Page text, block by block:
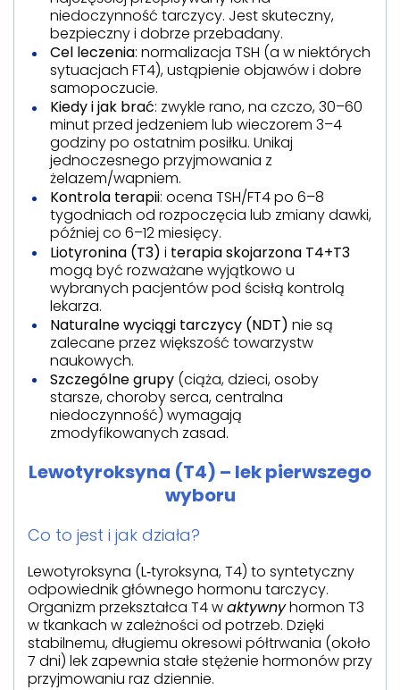
niedoczynność tarczycy. Jest skuteczny,
bezpieczny i dobrze przebadany.
Cel leczenia: normalizacja TSH (a w niektórych
sytuacjach FT4), ustąpienie objawów i dobre
samopoczucie.
Kiedy i jak brać: zwykle rano, na czczo, 30–60
minut przed jedzeniem lub wieczorem 3–4
godziny po ostatnim posiłku. Unikaj
jednoczesnego przyjmowania z
żelazem/wapniem.
Kontrola terapii: ocena TSH/FT4 po 6–8
tygodniach od rozpoczęcia lub zmiany dawki,
później co 6–12 miesięcy.
Liotyronina (T3) i terapia skojarzona T4+T3
mogą być rozważane wyjątkowo u
wybranych pacjentów pod ścisłą kontrolą
lekarza.
Naturalne wyciągi tarczycy (NDT) nie są
zalecane przez większość towarzystw
naukowych.
Szczególne grupy (ciąża, dzieci, osoby
starsze, choroby serca, centralna
niedoczynność) wymagają
zmodyfikowanych zasad.
Lewotyroksyna (T4) – lek pierwszego
wyboru
Co to jest i jak działa?
Lewotyroksyna (L‑tyroksyna, T4) to syntetyczny
odpowiednik głównego hormonu tarczycy.
Organizm przekształca T4 waktywnyhormon T3
w tkankach w zależności od potrzeb. Dzięki
stabilnemu, długiemu okresowi półtrwania (około
7 dni) lek zapewnia stałe stężenie hormonów przy
przyjmowaniu raz dziennie.